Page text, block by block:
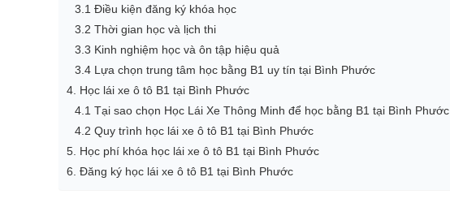
3.1 Điều kiện đăng ký khóa học
3.2 Thời gian học và lịch thi
3.3 Kinh nghiệm học và ôn tập hiệu quả
3.4 Lựa chọn trung tâm học bằng B1 uy tín tại Bình Phước
4. Học lái xe ô tô B1 tại Bình Phước
4.1 Tại sao chọn Học Lái Xe Thông Minh để học bằng B1 tại Bình Phước
4.2 Quy trình học lái xe ô tô B1 tại Bình Phước
5. Học phí khóa học lái xe ô tô B1 tại Bình Phước
6. Đăng ký học lái xe ô tô B1 tại Bình Phước